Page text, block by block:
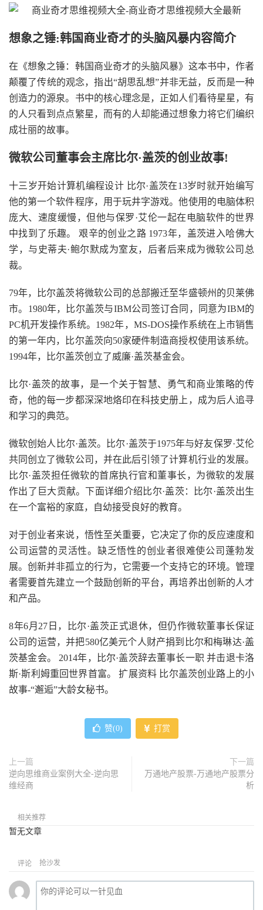
想象之锤:韩国商业奇才的头脑风暴内容简介
在《想象之锤：韩国商业奇才的头脑风暴》这本书中，作者
颠覆了传统的观念，指出“胡思乱想”并非无益，反而是一种
创造力的源泉。书中的核心理念是，正如人们看待星星，有
的人只看到点点繁星，而有的人却能通过想象力将它们编织
成壮丽的故事。
微软公司董事会主席比尔·盖茨的创业故事!
十三岁开始计算机编程设计 比尔·盖茨在13岁时就开始编写
他的第一个软件程序，用于玩井字游戏。他使用的电脑体积
庞大、速度缓慢，但他与保罗·艾伦一起在电脑软件的世界
中找到了乐趣。 艰辛的创业之路 1973年，盖茨进入哈佛大
学，与史蒂夫·鲍尔默成为室友，后者后来成为微软公司总
裁。
79年，比尔盖茨将微软公司的总部搬迁至华盛顿州的贝莱佛
市。1980年，比尔盖茨与IBM公司签订合同，同意为IBM的
PC机开发操作系统。1982年，MS-DOS操作系统在上市销售
的第一年内，比尔盖茨向50家硬件制造商授权使用该系统。
1994年，比尔盖茨创立了威廉·盖茨基金会。
比尔·盖茨的故事，是一个关于智慧、勇气和商业策略的传
奇，他的每一步都深深地烙印在科技史册上，成为后人追寻
和学习的典范。
微软创始人比尔·盖茨。比尔·盖茨于1975年与好友保罗·艾伦
共同创立了微软公司，并在此后引领了计算机行业的发展。
比尔·盖茨担任微软的首席执行官和董事长，为微软的发展
作出了巨大贡献。下面详细介绍比尔·盖茨：比尔·盖茨出生
在一个富裕的家庭，自幼接受良好的教育。
对于创业者来说，悟性至关重要，它决定了你的反应速度和
公司运营的灵活性。缺乏悟性的创业者很难使公司蓬勃发
展。创新并非孤立的行为，它需要一个支持它的环境。管理
者需要首先建立一个鼓励创新的平台，再培养出创新的人才
和产品。
8年6月27日，比尔·盖茨正式退休，但仍作微软董事长保证
公司的运营，并把580亿美元个人财产捐到比尔和梅琳达·盖
茨基金会。 2014年，比尔·盖茨辞去董事长一职 并击退卡洛
斯·斯利姆重回世界首富。 扩展资料 比尔盖茨创业路上的小
故事-“邂逅”大龄女秘书。
赞(0) 打赏
上一篇
逆向思维商业案例大全-逆向思
维经商
下一篇
万通地产股票-万通地产股票分
析
相关推荐
暂无文章
评论 抢沙发